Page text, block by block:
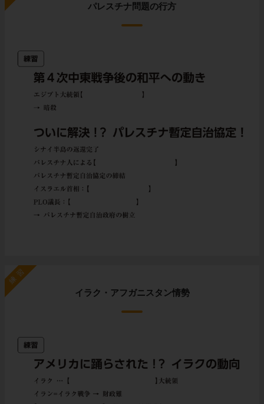
パレスチナ問題の行方
練習
イラク・アフガニスタン情勢